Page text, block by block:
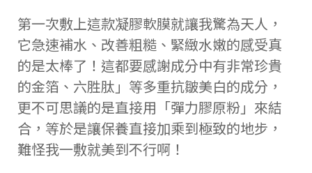
第一次敷上這款凝膠軟膜就讓我驚為天人，
它急速補水、改善粗糙、緊緻水嫩的感受真
的是太棒了！這都要感謝成分中有非常珍貴
的金箔、六胜肽」等多重抗皺美白的成分，
更不可思議的是直接用「彈力膠原粉」來結
合，等於是讓保養直接加乘到極致的地步，
難怪我一敷就美到不行啊！